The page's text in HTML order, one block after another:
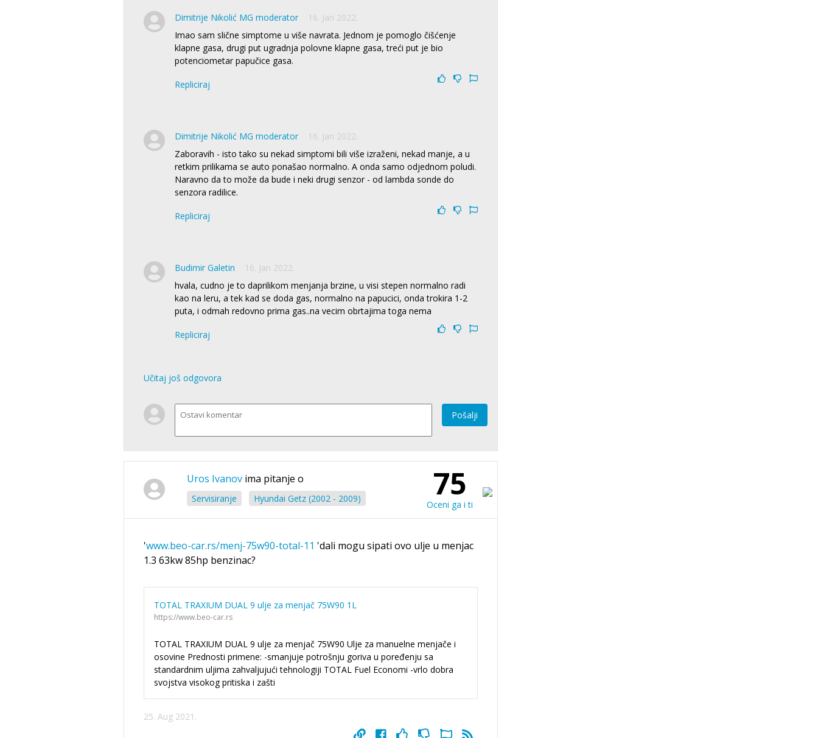
Dimitrije Nikolić MG moderator
16. Jan 2022.
Imao sam slične simptome u više navrata. Jednom je pomoglo čišćenje
klapne gasa, drugi put ugradnja polovne klapne gasa, treći put je bio
potenciometar papučice gasa.
Repliciraj
Dimitrije Nikolić MG moderator
16. Jan 2022.
Zaboravih - isto tako su nekad simptomi bili više izraženi, nekad manje, a u
retkim prilikama se auto ponašao normalno. A onda samo odjednom poludi.
Naravno da to može da bude i neki drugi senzor - od lambda sonde do
senzora radilice.
Repliciraj
Budimir Galetin
16. Jan 2022.
hvala, cudno je to daprilikom menjanja brzine, u visi stepen normalno radi
kao na leru, a tek kad se doda gas, normalno na papucici, onda trokira 1-2
puta, i odmah redovno prima gas..na vecim obrtajima toga nema
Repliciraj
Učitaj još odgovora
Pošalji
Uros Ivanov ima pitanje o
Servisiranje Hyundai Getz (2002 - 2009) 75
Oceni ga i ti
'www.beo-car.rs/menj-75w90-total-11 'dali mogu sipati ovo ulje u menjac
1.3 63kw 85hp benzinac?
TOTAL TRAXIUM DUAL 9 ulje za menjač 75W90 1L
https://www.beo-car.rs
TOTAL TRAXIUM DUAL 9 ulje za menjač 75W90 Ulje za manuelne menjače i
osovine Prednosti primene: -smanjuje potrošnju goriva u poređenju sa
standardnim uljima zahvaljujući tehnologiji TOTAL Fuel Economi -vrlo dobra
svojstva visokog pritiska i zašti
25. Aug 2021.